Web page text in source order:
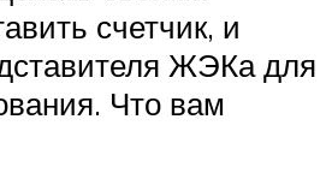
счетчик, и
ЖЭКа для
Что вам